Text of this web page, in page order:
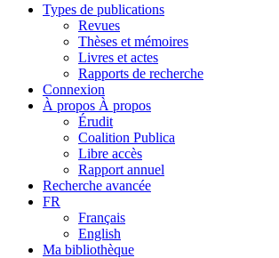
Types de publications
Revues
Thèses et mémoires
Livres et actes
Rapports de recherche
Connexion
À propos À propos
Érudit
Coalition Publica
Libre accès
Rapport annuel
Recherche avancée
FR
Français
English
Ma bibliothèque